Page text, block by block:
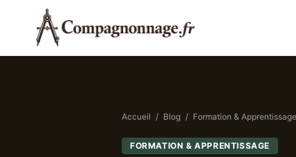
Accueil / Blog / Formation & Apprentissage
FORMATION & APPRENTISSAGE